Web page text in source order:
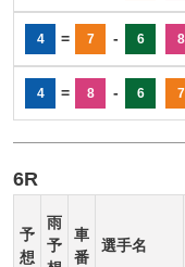
4 = 7 - 6 8
4 = 8 - 6 7
6R
予
想
雨
予
車
番
選手名